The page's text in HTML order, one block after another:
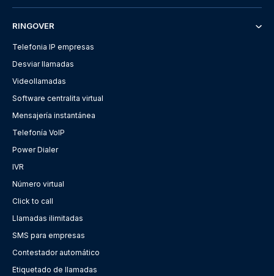
RINGOVER
Telefonia IP empresas
Desviar llamadas
Videollamadas
Software centralita virtual
Mensajería instantánea
Telefonía VoIP
Power Dialer
IVR
Número virtual
Click to call
Llamadas ilimitadas
SMS para empresas
Contestador automático
Etiquetado de llamadas